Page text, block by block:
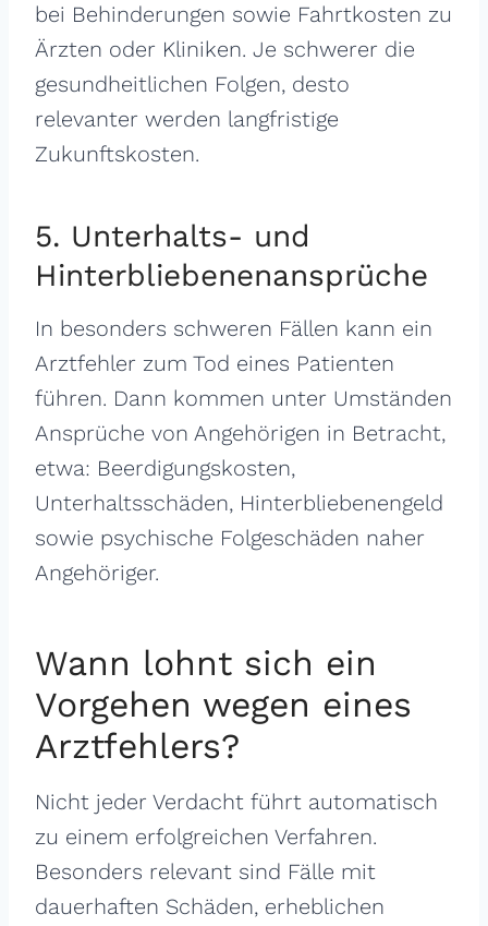
bei Behinderungen sowie Fahrtkosten zu
Ärzten oder Kliniken. Je schwerer die
gesundheitlichen Folgen, desto
relevanter werden langfristige
Zukunftskosten.
5. Unterhalts- und
Hinterbliebenenansprüche
In besonders schweren Fällen kann ein
Arztfehler zum Tod eines Patienten
führen. Dann kommen unter Umständen
Ansprüche von Angehörigen in Betracht,
etwa: Beerdigungskosten,
Unterhaltsschäden, Hinterbliebenengeld
sowie psychische Folgeschäden naher
Angehöriger.
Wann lohnt sich ein
Vorgehen wegen eines
Arztfehlers?
Nicht jeder Verdacht führt automatisch
zu einem erfolgreichen Verfahren.
Besonders relevant sind Fälle mit
dauerhaften Schäden, erheblichen